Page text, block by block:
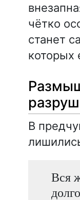
чётко
станет
которых
В
Вся